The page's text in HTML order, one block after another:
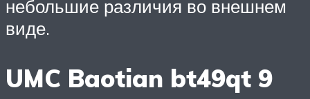
небольшие различия во внешнем
виде.
UMC Baotian bt49qt 9